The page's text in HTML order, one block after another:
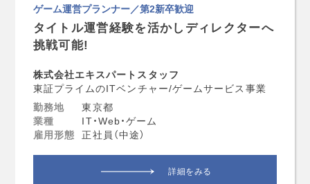
ゲーム運営プランナー／第2新卒歓迎
タイトル運営経験を活かしディレクターへ
挑戦可能!
株式会社エキスパートスタッフ
東証プライムのITベンチャー/ゲームサービス事業
勤務地
東京都
業種
IT・Web・ゲーム
雇用形態 正社員（中途）
詳細をみる